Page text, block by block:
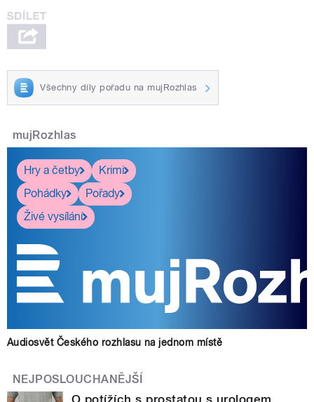
Všechny díly pořadu na mujRozhlas
mujRozhlas
Hry a četby
Krimi
Pohádky
Pořady
Živé vysílání
Audiosvět Českého rozhlasu na jednom místě
NEJPOSLOUCHANĚJŠÍ
O potížích s prostatou s urologem